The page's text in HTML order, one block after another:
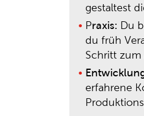
gestaltest
Praxis: Du
du früh
Schritt zum
erfahrene